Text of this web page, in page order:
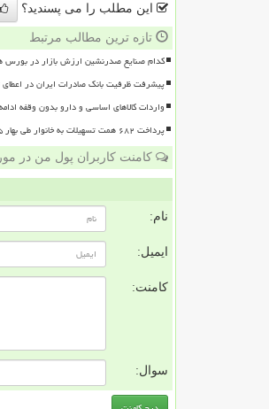
این مطلب را می پسندید؟
تازه ترین مطالب مرتبط
کدام صنایع صدرنشین ارزش بازار در بورس هستند به
پیشرفت ظرفیت بانک صادرات ایران در اعطای
واردات کالاهای اساسی و دارو بدون وقفه
پرداخت ۶۸۲ همت تسهیلات به خانوار طی بهار ۱۴۰۵
کامنت کاربران پول من در
نام:
ایمیل:
کامنت:
سوال: